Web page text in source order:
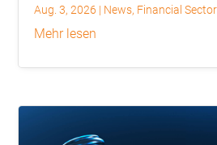
Aug. 3, 2026 | News, Financial
mehr lesen